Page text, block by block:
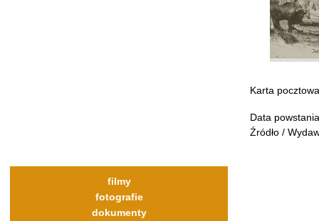
Karta
Data
Źródło /
filmy
fotografie
dokumenty